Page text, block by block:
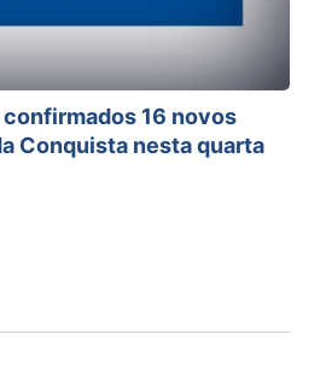
16 novos
Conquista nesta quarta